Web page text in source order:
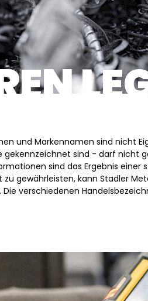
und Markennamen sind nicht
sind - darf nicht
sind das Ergebnis
gewährleisten, kann Stadler
verschiedenen